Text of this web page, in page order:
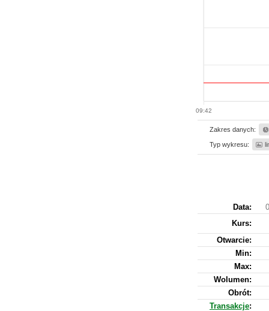
09:42
Zakres danych:
Typ wykresu:
Data:
Kurs:
Otwarcie:
Min:
Max:
Wolumen:
Obrót:
Transakcje: